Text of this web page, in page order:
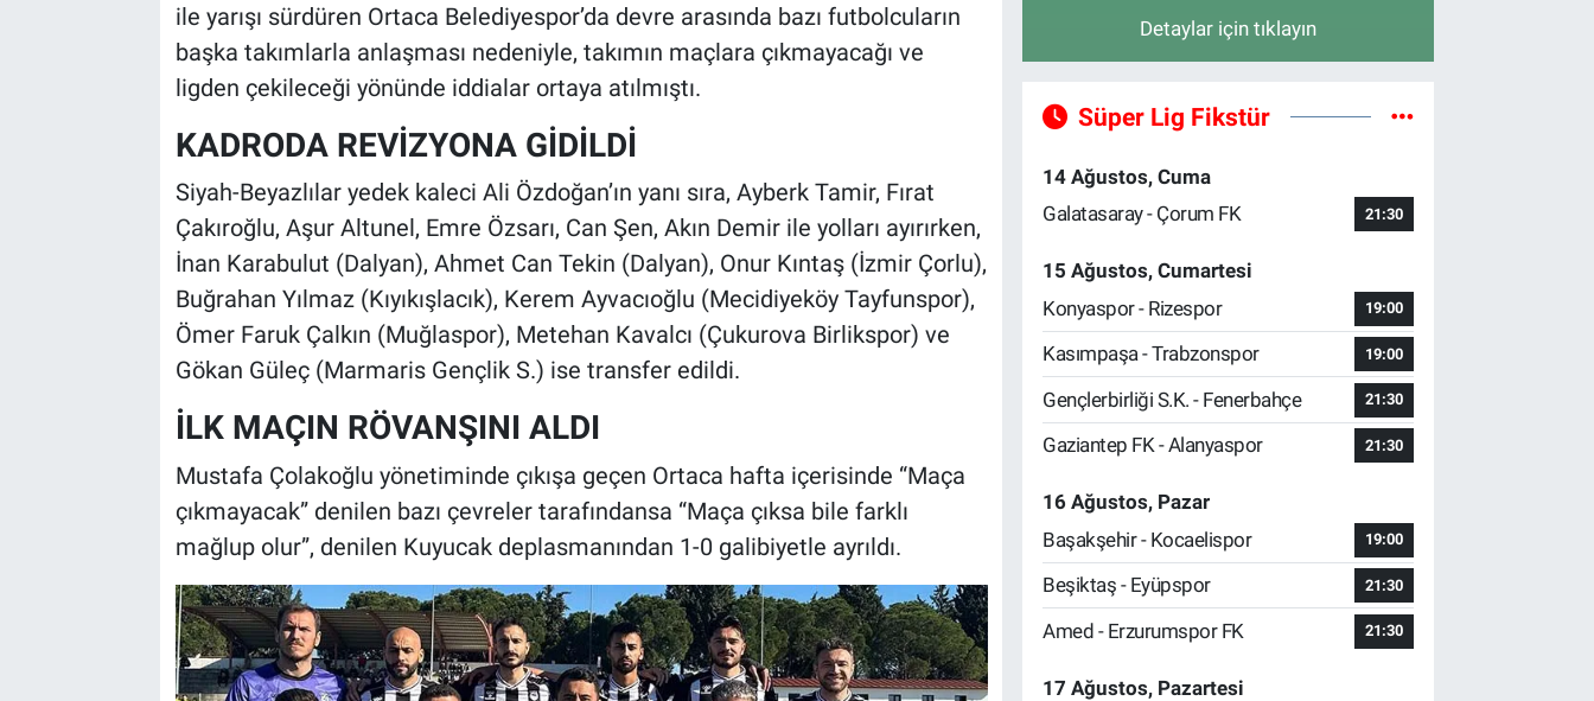
ile yarışı sürdüren Ortaca Belediyespor’da devre arasında bazı futbolcuların
başka takımlarla anlaşması nedeniyle, takımın maçlara çıkmayacağı ve
ligden çekileceği yönünde iddialar ortaya atılmıştı.
KADRODA REVİZYONA GİDİLDİ
Siyah-Beyazlılar yedek kaleci Ali Özdoğan’ın yanı sıra, Ayberk Tamir, Fırat
Çakıroğlu, Aşur Altunel, Emre Özsarı, Can Şen, Akın Demir ile yolları ayırırken,
İnan Karabulut (Dalyan), Ahmet Can Tekin (Dalyan), Onur Kıntaş (İzmir Çorlu),
Buğrahan Yılmaz (Kıyıkışlacık), Kerem Ayvacıoğlu (Mecidiyeköy Tayfunspor),
Ömer Faruk Çalkın (Muğlaspor), Metehan Kavalcı (Çukurova Birlikspor) ve
Gökan Güleç (Marmaris Gençlik S.) ise transfer edildi.
İLK MAÇIN RÖVANŞINI ALDI
Mustafa Çolakoğlu yönetiminde çıkışa geçen Ortaca hafta içerisinde “Maça
çıkmayacak” denilen bazı çevreler tarafındansa “Maça çıksa bile farklı
mağlup olur”, denilen Kuyucak deplasmanından 1-0 galibiyetle ayrıldı.
Detaylar için tıklayın
Süper Lig Fikstür
14 Ağustos, Cuma
Galatasaray - Çorum FK
21:30
15 Ağustos, Cumartesi
Konyaspor - Rizespor
19:00
Kasımpaşa - Trabzonspor 19:00
Gençlerbirliği S.K. - Fenerbahçe 21:30
Gaziantep FK - Alanyaspor 21:30
16 Ağustos, Pazar
Başakşehir - Kocaelispor
19:00
Beşiktaş - Eyüpspor 21:30
Amed - Erzurumspor FK 21:30
17 Ağustos, Pazartesi